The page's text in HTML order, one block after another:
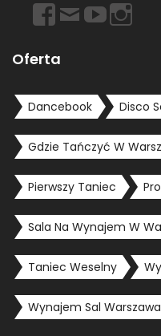
https://Emailhttps://
Oferta
Dancebook Disco
Gdzie Tańczyć W
Pierwszy Taniec
Sala Na Wynajem W
Taniec Weselny
Wynajem Sal Warszawa